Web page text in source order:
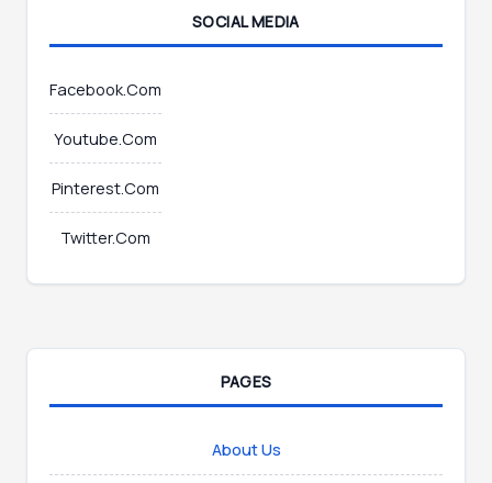
SOCIAL MEDIA
Facebook.Com
Youtube.Com
Pinterest.Com
Twitter.Com
PAGES
About Us